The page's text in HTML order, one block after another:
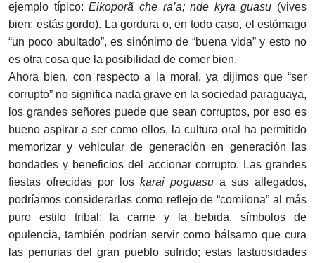
ejemplo típico:Eikoporã che ra’a; nde kyra guasu (vives
bien; estás gordo). La gordura o, en todo caso, el estómago
“un poco abultado”, es sinónimo de “buena vida” y esto no
es otra cosa que la posibilidad de comer bien.
Ahora bien, con respecto a la moral, ya dijimos que “ser
corrupto” no significa nada grave en la sociedad paraguaya,
los grandes señores puede que sean corruptos, por eso es
bueno aspirar a ser como ellos, la cultura oral ha permitido
memorizar y vehicular de generación en generación las
bondades y beneficios del accionar corrupto. Las grandes
fiestas ofrecidas por los karai poguasu a sus allegados,
podríamos considerarlas como reflejo de “comilona” al más
puro estilo tribal; la carne y la bebida, símbolos de
opulencia, también podrían servir como bálsamo que cura
las penurias del gran pueblo sufrido; estas fastuosidades